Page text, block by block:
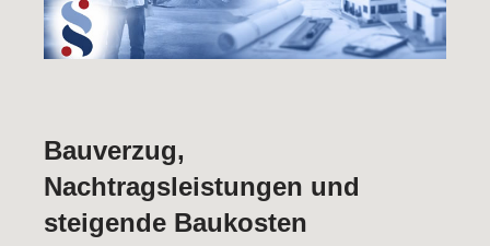
Bauverzug,
Nachtragsleistungen und
steigende Baukosten